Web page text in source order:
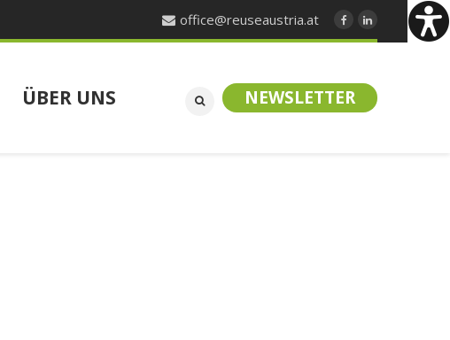
office@reuseaustria.at
ÜBER UNS NEWSLETTER